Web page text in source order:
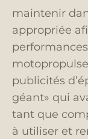
maintenir
appropriée
publicités
géant» qui
tant que
à utiliser et